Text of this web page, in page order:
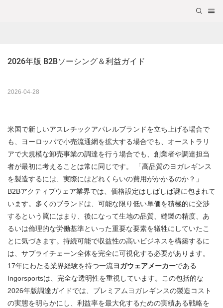
2026年版 B2Bソーシング＆利益ガイド
2026-04-28
米国で新しいアスレチックアパレルブランドを立ち上げる場合で
も、ヨーロッパで小売流通網を拡大する場合でも、オーストラリ
アで大規模な卸売事業の調達を行う場合でも、創業者や調達担当
者が最初に考えることは常に同じです。
「高品質のヨガレギンス
を製造するには、実際にはどれくらいの費用がかかるのか？」
B2Bアクティブウェア業界では、価格設定はしばしば謎に包まれて
います。多くのブランドは、可能な限り低い単価を積極的に交渉
するという罠にはまり、後になって生地の品質、縫製の精度、あ
るいは倫理的な労働基準といった重要な要素を犠牲にしていたこ
とに気づきます。持続可能で収益性の高いビジネスを構築するに
は、サプライチェーン全体を完全に可視化する必要があります。
17年にわたる業界経験を持つ一流ヨガウェアメーカーである
Ingorsportsは、完全な透明性を重視しています。この包括的な
2026年版調達ガイドでは、プレミアムヨガレギンスの製造コスト
の実態を明らかにし、利益率を最大化するための実績ある戦略を